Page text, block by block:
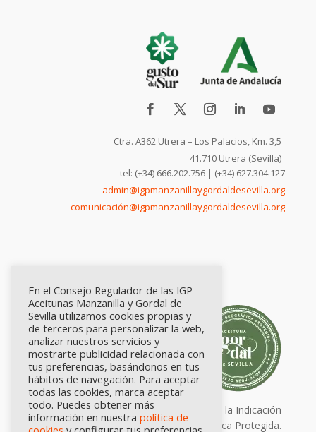
Ctra. A362 Utrera – Los Palacios, Km. 3,5
41.710 Utrera (Sevilla)
tel: (+34) 666.202.756 | (+34) 627.304.127
admin@igpmanzanillaygordaldesevilla.org
comunicación@igpmanzanillaygordaldesevilla.org
Calidad certificada por Origen. Sellos de la Indicación
Geográfica Protegida.
En el Consejo Regulador de las IGP
Aceitunas Manzanilla y Gordal de
Sevilla utilizamos cookies propias y
de terceros para personalizar la web,
analizar nuestros servicios y
mostrarte publicidad relacionada con
tus preferencias, basándonos en tus
hábitos de navegación. Para aceptar
todas las cookies, marca aceptar
todo. Puedes obtener más
información en nuestra política de